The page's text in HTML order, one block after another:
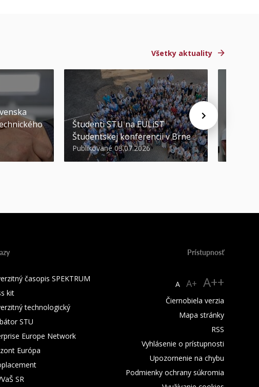
Všetky aktuality
Študenti STU na EULiST
Študentskej konferencii v Brne
Publikované 03.07.2026
časopis SPEKTRUM
kit
technologický
STU
Europe Network
Európa
SR
Prístupnosť
A A+ A++
Čiernobiela verzia
Mapa stránky
RSS
Vyhlásenie o prístupnosti
Upozornenie na chybu
Podmienky ochrany súkromia